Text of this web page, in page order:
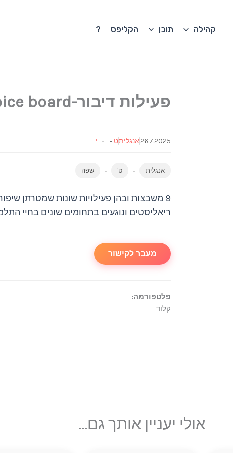
קהילה תוכן הקליפס ?
פעילות דיבור-choice board+מחוון לתלמידה
26.7.2025אנגליתט • י
אנגלית ט' שפה
9 משבצות ובהן פעילויות שונות שמטרתן
ריאליסטים ונוגעים בתחומים שונים בחיי
מעבר לקישור
פלטפורמה:
קלוד
אולי יעניין אותך גם...